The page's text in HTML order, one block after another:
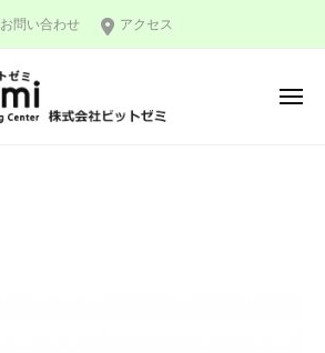
お問い合わせ アクセス
メ